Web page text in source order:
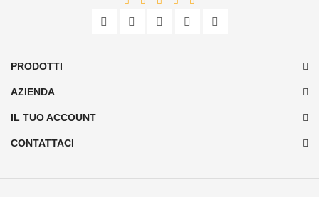
PRODOTTI
AZIENDA
IL TUO ACCOUNT
CONTATTACI